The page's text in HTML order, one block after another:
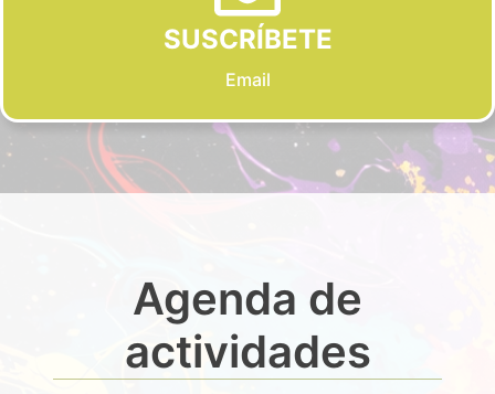
SUSCRÍBETE
Email
Agenda de
actividades